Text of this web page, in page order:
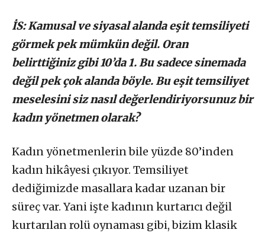
İS: Kamusal ve siyasal alanda eşit temsiliyeti
görmek pek mümkün değil. Oran
belirttiğiniz gibi 10’da 1. Bu sadece sinemada
değil pek çok alanda böyle. Bu eşit temsiliyet
meselesini siz nasıl değerlendiriyorsunuz bir
kadın yönetmen olarak?
Kadın yönetmenlerin bile yüzde 80’inden
kadın hikâyesi çıkıyor. Temsiliyet
dediğimizde masallara kadar uzanan bir
süreç var. Yani işte kadının kurtarıcı değil
kurtarılan rolü oynaması gibi, bizim klasik